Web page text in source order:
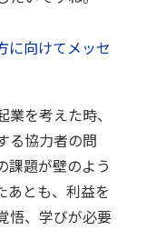
に向けてメッセ
を考えた時、
る協力者の問
課題が壁のよう
あとも、利益を
悟、学びが必要